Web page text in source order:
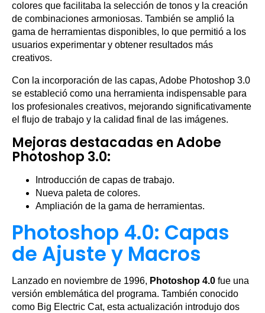
colores que facilitaba la selección de tonos y la creación
de combinaciones armoniosas. También se amplió la
gama de herramientas disponibles, lo que permitió a los
usuarios experimentar y obtener resultados más
creativos.
Con la incorporación de las capas, Adobe Photoshop 3.0
se estableció como una herramienta indispensable para
los profesionales creativos, mejorando significativamente
el flujo de trabajo y la calidad final de las imágenes.
Mejoras destacadas en Adobe
Photoshop 3.0:
Introducción de capas de trabajo.
Nueva paleta de colores.
Ampliación de la gama de herramientas.
Photoshop 4.0: Capas
de Ajuste y Macros
Lanzado en noviembre de 1996, Photoshop 4.0 fue una
versión emblemática del programa. También conocido
como Big Electric Cat, esta actualización introdujo dos